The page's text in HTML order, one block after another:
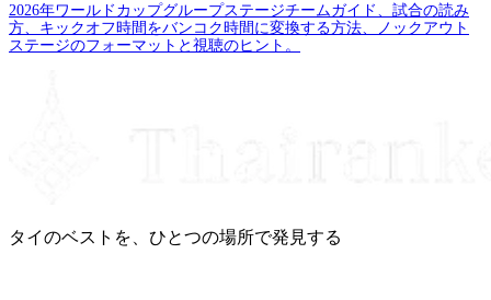
2026年ワールドカップグループステージチームガイド、試合の読み
方、キックオフ時間をバンコク時間に変換する方法、ノックアウト
ステージのフォーマットと視聴のヒント。
タイのベストを、ひとつの場所で発見する